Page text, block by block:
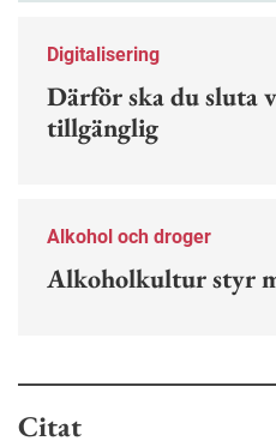
Digitalisering
Därför ska du sluta
tillgänglig
Alkohol och droger
Alkoholkultur styr
Citat